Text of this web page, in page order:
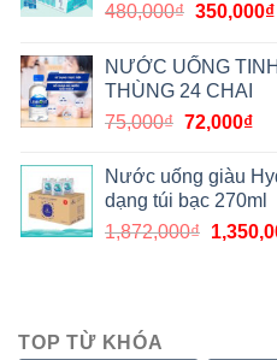
480,000₫ 350,000₫
NƯỚC UỐNG
THÙNG 24 CHAI
75,000₫ 72,000₫
Nước uống giàu
dạng túi bạc 270ml
1,872,000₫
TOP TỪ KHÓA